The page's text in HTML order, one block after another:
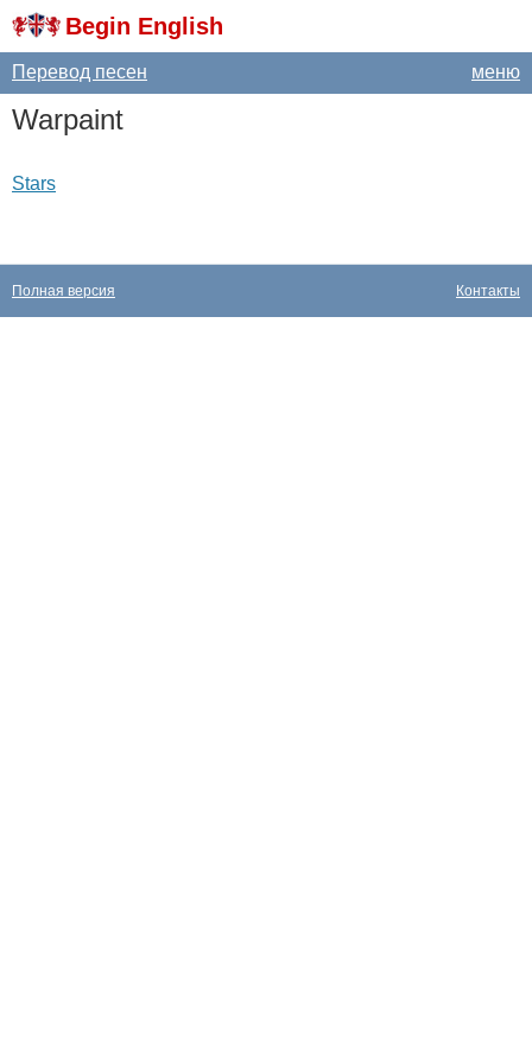
Begin English
меню
Перевод песен
Warpaint
Stars
Контакты
Полная версия